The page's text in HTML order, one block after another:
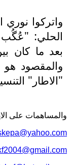
واتركوا
الحلي: "عُگُب
بعد ما كان
والمقصود
"الاطار"
والمساهمات علی